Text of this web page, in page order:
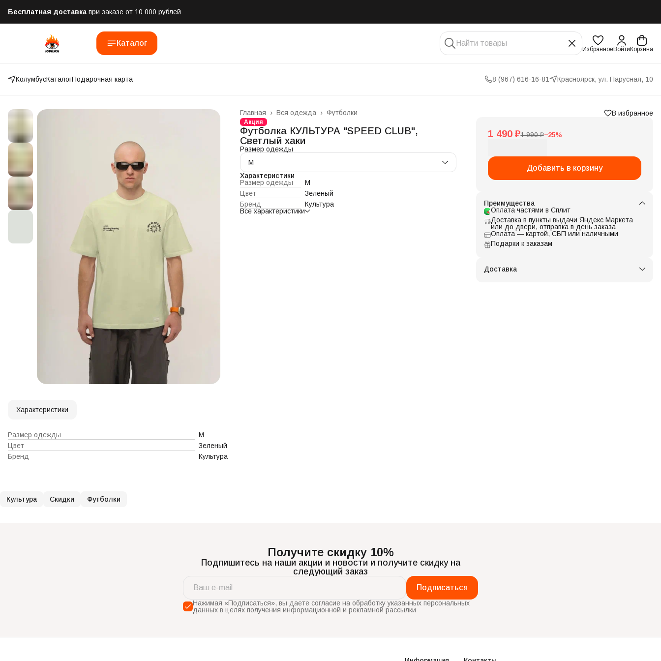
Бесплатная доставка при заказе от 10 000 рублей
Отправим заказ в течении часа после оформления
Каталог
ИзбранноеВойти Корзина
КолумбусКаталогПодарочная карта 8 (967) 616-16-81 Красноярск, ул. Парусная, 10
Футболки
Вся одежда ›
Главная ›
Акция
Футболка КУЛЬТУРА "SPEED CLUB",
Светлый хаки
Размер одежды
M
Характеристики
Размер одежды
M
Цвет
Зеленый
Бренд
Культура
Все характеристики
В избранное
1 490 ₽1 990 ₽−25%
Добавить в корзину
Преимущества
Оплата частями в Сплит
Доставка в пункты выдачи Яндекс Маркета
или до двери, отправка в день заказа
Оплата — картой, СБП или наличными
Подарки к заказам
Доставка
Характеристики
Размер одежды
M
Цвет
Зеленый
Бренд
Культура
Культура Скидки Футболки
Получите скидку 10%
Подпишитесь на наши акции и новости и получите скидку на
следующий заказ
Подписаться
Нажимая «Подписаться», вы даете согласие на обработку указанных персональных
данных в целях получения информационной и рекламной рассылки